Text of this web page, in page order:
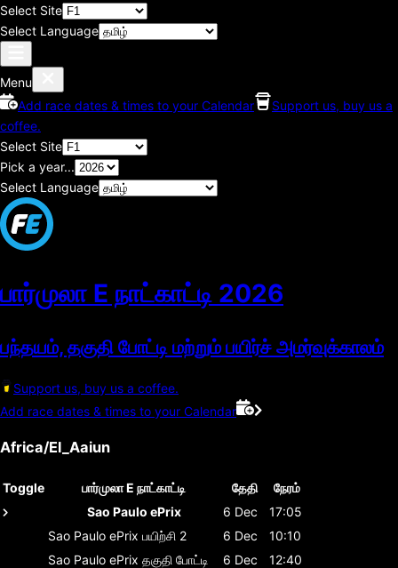
Select Site
Select Language
Menu
Add race dates & times to your Calendar
Support us, buy us a
coffee.
Select Site
Pick a year...
Select Language
பார்முலா E நாட்காட்டி 2026
பந்தயம், தகுதி போட்டி மற்றும் பயிர்ச் அமர்வுக்காலம்
Support us, buy us a coffee.
Add race dates & times to your Calendar
Africa/El_Aaiun
Toggle பார்முலா E நாட்காட்டி தேதி
நேரம்
Sao Paulo ePrix
6 Dec
17:05
Sao Paulo ePrix பயிற்சி 2 6 Dec
10:10
Sao Paulo ePrix தகுதி போட்டி 6 Dec
12:40